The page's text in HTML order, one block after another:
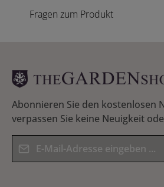
Fragen zum Produkt
Abonnieren Sie den kostenlosen
verpassen Sie keine Neuigkeit
E-Mail-Adresse*